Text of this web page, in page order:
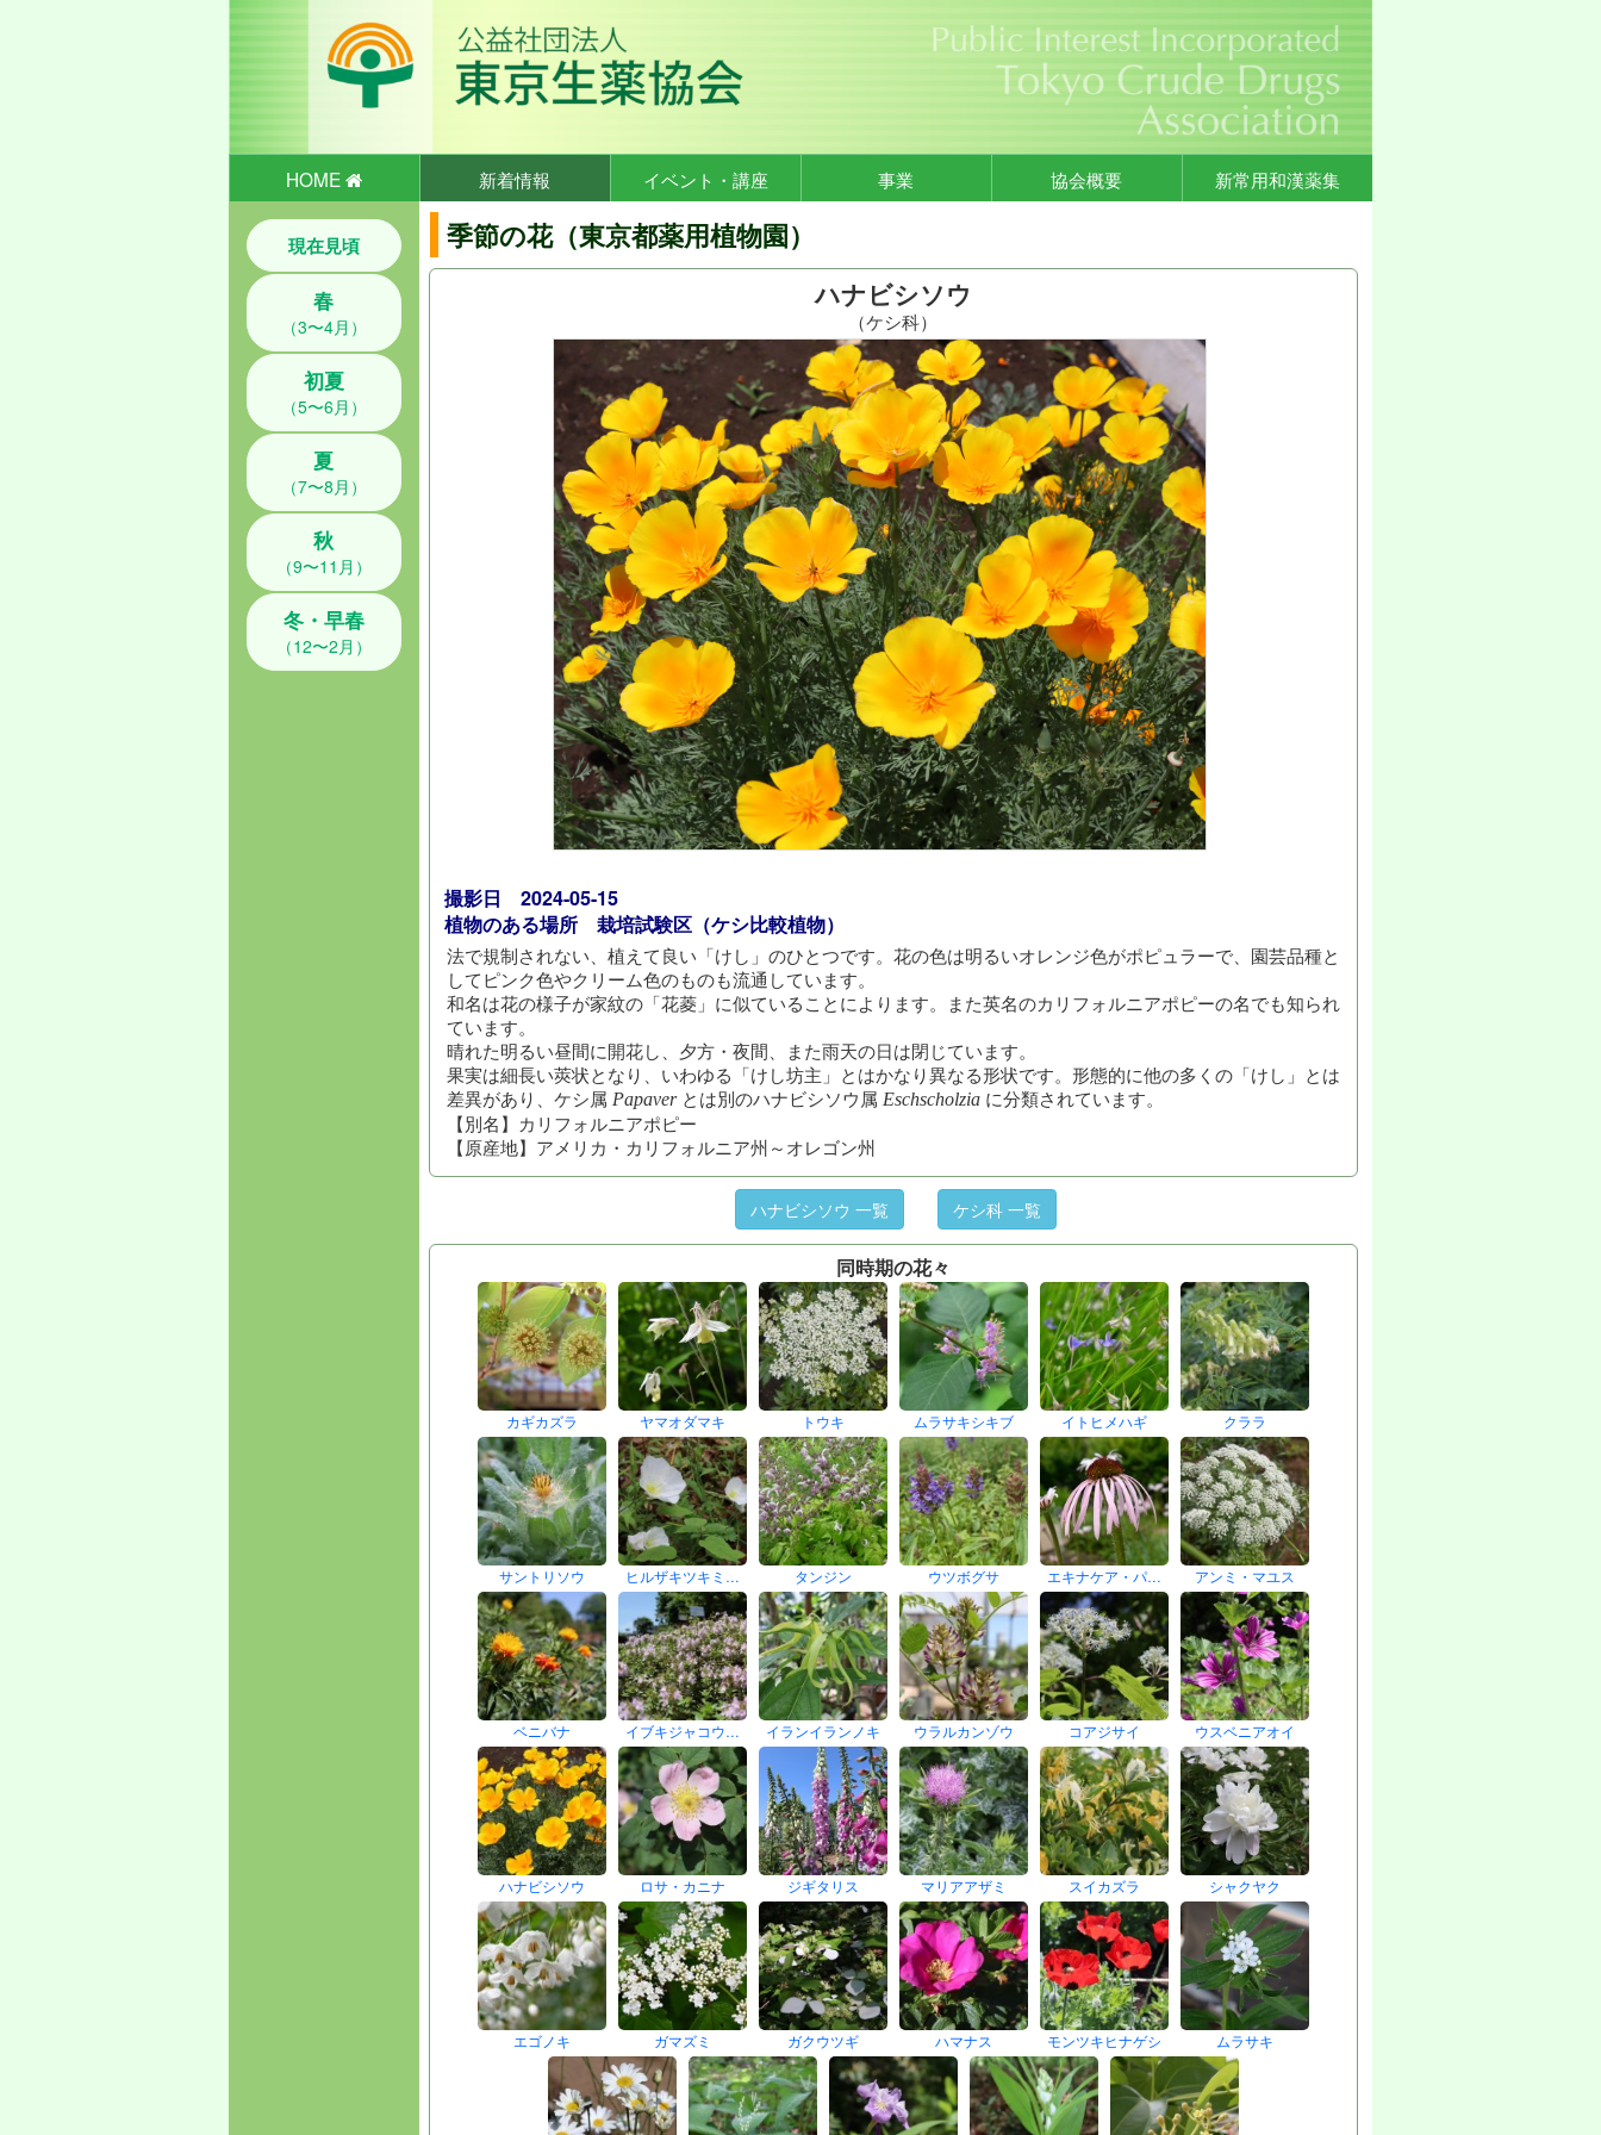
HOME 新着情報 イベント・講座 事業 協会概要 新常用和漢薬集
現在見頃
春
（3〜4月）
初夏
（5〜6月）
夏
（7〜8月）
秋
（9〜11月）
冬・早春
（12〜2月）
季節の花（東京都薬用植物園）
ハナビシソウ
（ケシ科）
撮影日 2024-05-15
植物のある場所 栽培試験区（ケシ比較植物）
法で規制されない、植えて良い「けし」のひとつです。花の色は明るいオレンジ色がポピュラーで、園芸品種と
してピンク色やクリーム色のものも流通しています。
和名は花の様子が家紋の「花菱」に似ていることによります。また英名のカリフォルニアポピーの名でも知られ
ています。
晴れた明るい昼間に開花し、夕方・夜間、また雨天の日は閉じています。
果実は細長い莢状となり、いわゆる「けし坊主」とはかなり異なる形状です。形態的に他の多くの「けし」とは
差異があり、ケシ属 Papaverとは別のハナビシソウ属 Eschscholziaに分類されています。
【別名】カリフォルニアポピー
【原産地】アメリカ・カリフォルニア州～オレゴン州
ハナビシソウ 一覧 ケシ科 一覧
同時期の花々
カギカズラ ヤマオダマキ トウキ ムラサキシキブ イトヒメハギ クララ
サントリソウ ヒルザキツキミ… タンジン ウツボグサ エキナケア・パ… アンミ・マユス
ベニバナ イブキジャコウ… イランイランノキ ウラルカンゾウ コアジサイ ウスベニアオイ
ハナビシソウ ロサ・カニナ ジギタリス マリアアザミ スイカズラ シャクヤク
エゴノキ ガマズミ ガクウツギ ハマナス モンツキヒナゲシ ムラサキ